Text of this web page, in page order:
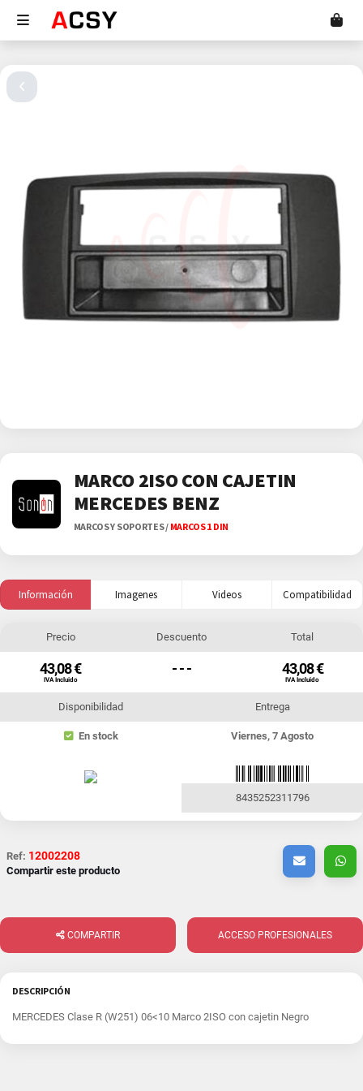
MARCO 2ISO CON CAJETIN
MERCEDES BENZ
MARCOS Y SOPORTES/ MARCOS 1 DIN
Información Imagenes Videos Compatibilidad
Precio
43,08 €
IVA Incluido
Descuento
- - -
Total
43,08 €
IVA Incluido
Disponibilidad
En stock
Entrega
Viernes, 7 Agosto
8435252311796
Ref: 12002208
Compartir este producto
COMPARTIR ACCESO PROFESIONALES
DESCRIPCIÓN
MERCEDES Clase R (W251) 06<10 Marco 2ISO con cajetin Negro